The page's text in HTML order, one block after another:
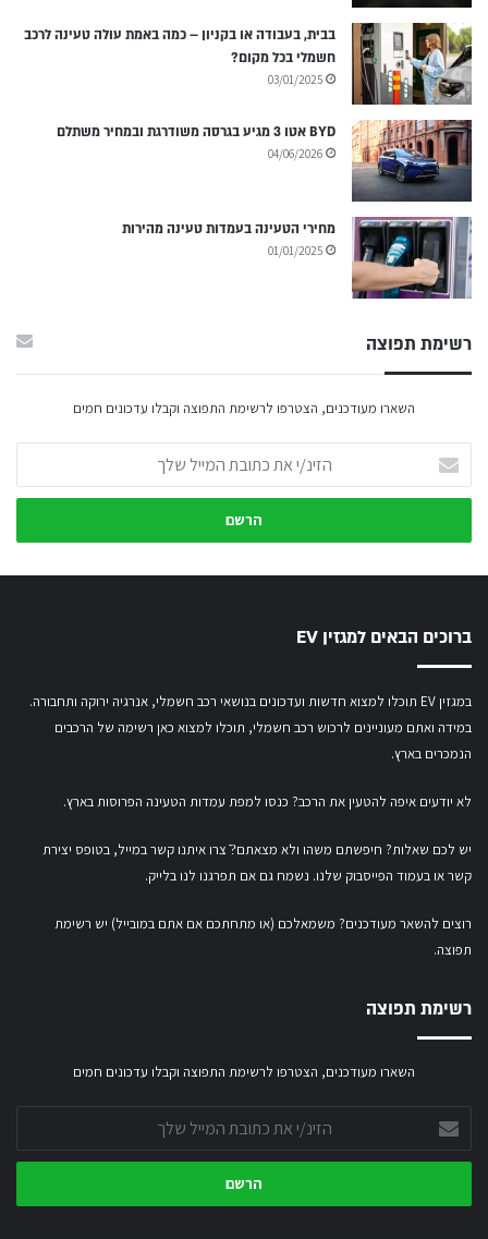
בבית, בעבודה או בקניון – כמה באמת עולה טעינה לרכב
חשמלי בכל מקום?
03/01/2025
BYD אטו 3 מגיע בגרסה משודרגת ובמחיר משתלם
04/06/2026
מחירי הטעינה בעמדות טעינה מהירות
01/01/2025
רשימת תפוצה
השארו מעודכנים, הצטרפו לרשימת התפוצה וקבלו עדכונים חמים
את
כתובת
שלך
ברוכים הבאים למגזין EV
במגזין EV תוכלו למצוא חדשות ועדכונים בנושאי רכב חשמלי, אנרגיה ירוקה ותחבורה.
במידה ואתם מעוניינים לרכוש רכב חשמלי, תוכלו למצוא כאן רשימה של הרכבים
הנמכרים בארץ.
לא יודעים איפה להטעין את הרכב? כנסו למפת עמדות הטעינה הפרוסות בארץ.
יש לכם שאלות? חיפשתם משהו ולא מצאתם?ֿ צרו איתנו קשר במייל, בטופס יצירת
קשראובעמוד הפייסבוק שלנו. נשמח גם אם תפרגנו לנו בלייק.
רוצים להשאר מעודכנים? משמאלכם (או מתחתכם אם אתם במובייל) יש רשימת
תפוצה.
רשימת תפוצה
השארו מעודכנים, הצטרפו לרשימת התפוצה וקבלו עדכונים חמים
את
כתובת
שלך